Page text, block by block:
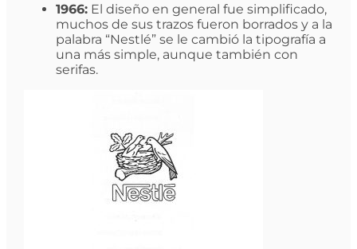
1966:El diseño en general fue simplificado,
muchos de sus trazos fueron borrados y a la
palabra “Nestlé” se le cambió la tipografía a
una más simple, aunque también con
serifas.